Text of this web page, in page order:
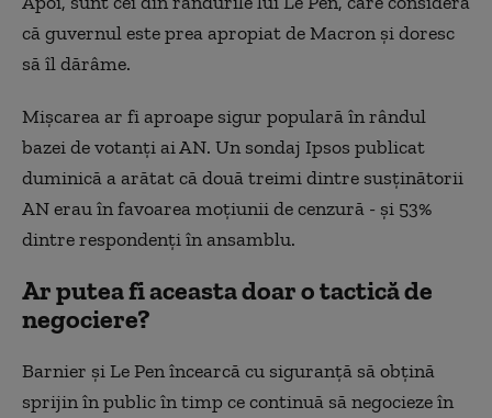
că guvernul este prea apropiat de Macron și doresc
să îl dărâme.
Mișcarea ar fi aproape sigur populară în rândul
bazei de votanți ai AN. Un sondaj Ipsos publicat
duminică a arătat că două treimi dintre susținătorii
AN erau în favoarea moțiunii de cenzură - și 53%
dintre respondenți în ansamblu.
Ar putea fi aceasta doar o tactică de
negociere?
Barnier și Le Pen încearcă cu siguranță să obțină
sprijin în public în timp ce continuă să negocieze în